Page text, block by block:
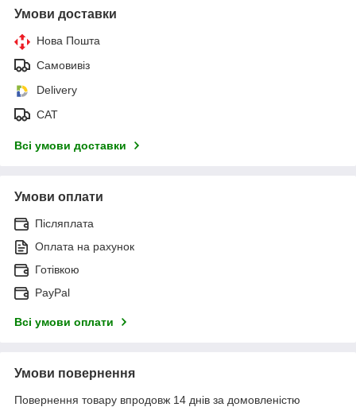
Умови доставки
Нова Пошта
Самовивіз
Delivery
САТ
Всі умови доставки
Умови оплати
Післяплата
Оплата на рахунок
Готівкою
PayPal
Всі умови оплати
Умови повернення
Повернення товару впродовж 14 днів за домовленістю